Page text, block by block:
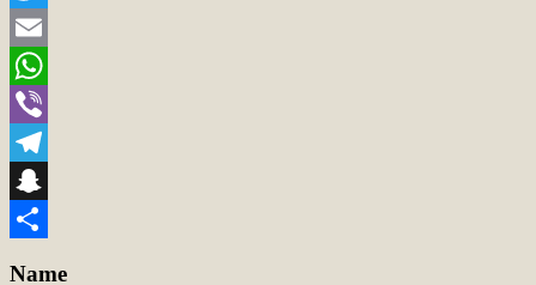
Twitter
Email
WhatsApp
Viber
Telegram
Snapchat
Name